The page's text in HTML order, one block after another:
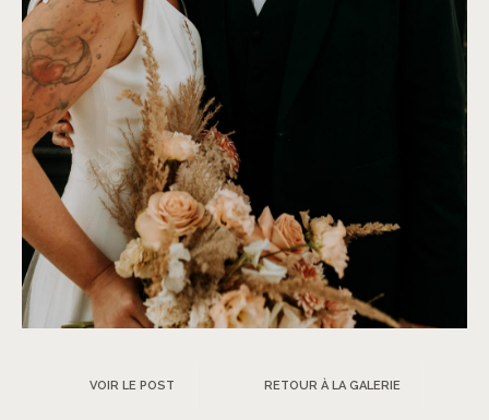
VOIR LE POST RETOUR À LA GALERIE